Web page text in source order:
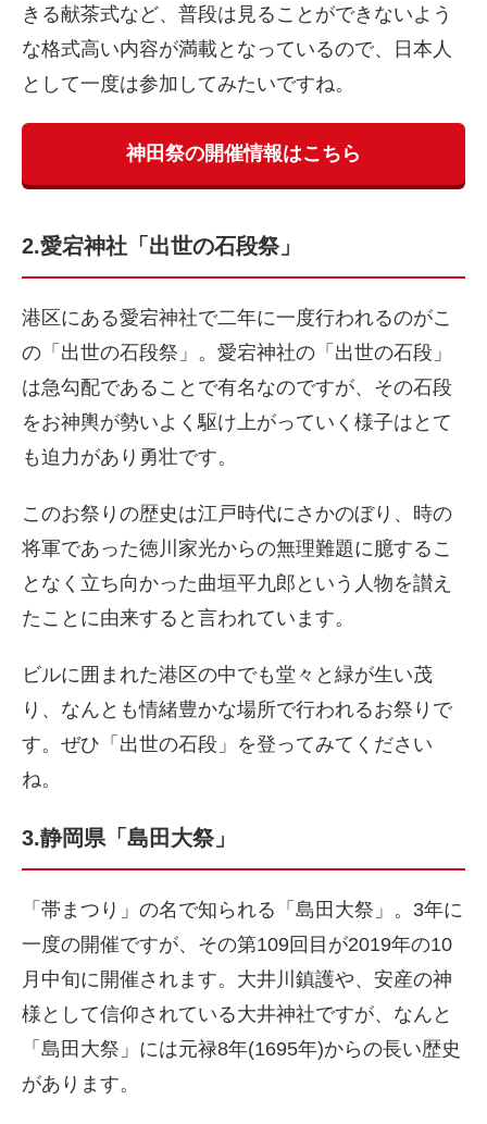
きる献茶式など、普段は見ることができないよう
な格式高い内容が満載となっているので、日本人
として一度は参加してみたいですね。
神田祭の開催情報はこちら
2.愛宕神社「出世の石段祭」
港区にある愛宕神社で二年に一度行われるのがこ
の「出世の石段祭」。愛宕神社の「出世の石段」
は急勾配であることで有名なのですが、その石段
をお神輿が勢いよく駆け上がっていく様子はとて
も迫力があり勇壮です。
このお祭りの歴史は江戸時代にさかのぼり、時の
将軍であった徳川家光からの無理難題に臆するこ
となく立ち向かった曲垣平九郎という人物を讃え
たことに由来すると言われています。
ビルに囲まれた港区の中でも堂々と緑が生い茂
り、なんとも情緒豊かな場所で行われるお祭りで
す。ぜひ「出世の石段」を登ってみてください
ね。
3.静岡県「島田大祭」
「帯まつり」の名で知られる「島田大祭」。3年に
一度の開催ですが、その第109回目が2019年の10
月中旬に開催されます。大井川鎮護や、安産の神
様として信仰されている大井神社ですが、なんと
「島田大祭」には元禄8年(1695年)からの長い歴史
があります。